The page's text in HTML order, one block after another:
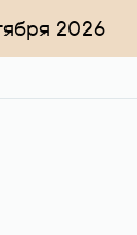
2026